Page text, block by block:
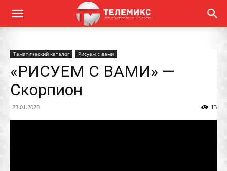
Тематический каталог Рисуем с вами
«РИСУЕМ С ВАМИ» —
Скорпион
23.01.2023 13